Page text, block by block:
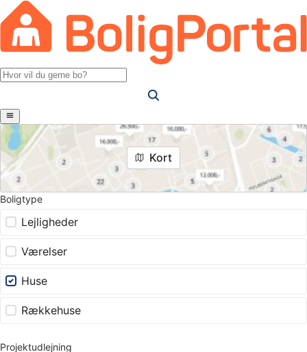
Kort
Boligtype
Lejligheder
Værelser
Huse
Rækkehuse
Projektudlejning